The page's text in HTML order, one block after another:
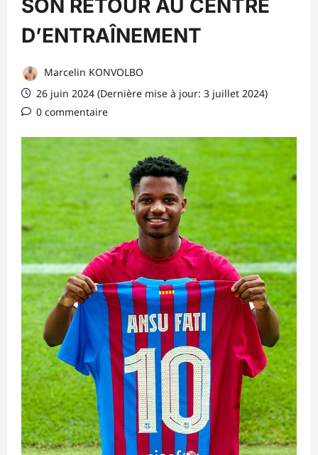
SON RETOUR AU CENTRE
D’ENTRAÎNEMENT
Marcelin KONVOLBO
26 juin 2024 (Dernière mise à jour: 3 juillet 2024)
0 commentaire